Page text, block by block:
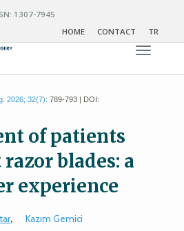
1307-7945
HOME
CONTACT TR
Toggle
2026; 32(7): 789-793 | DOI:
of patients
blades: a
experience
, Kazım Gemici